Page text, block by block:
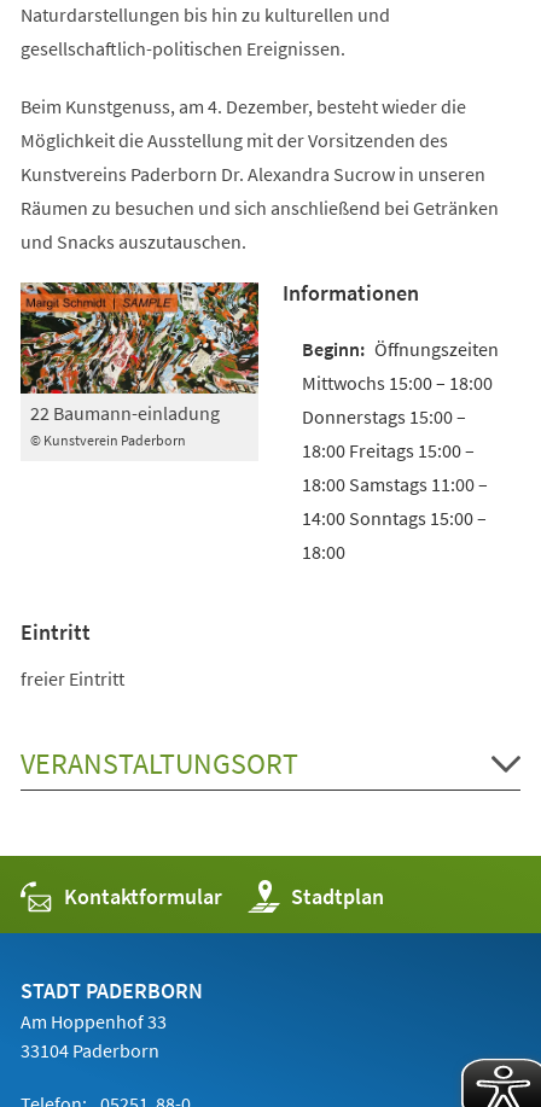
Naturdarstellungen bis hin zu kulturellen und
gesellschaftlich-politischen Ereignissen.
Beim Kunstgenuss, am 4. Dezember, besteht wieder die
Möglichkeit die Ausstellung mit der Vorsitzenden des
Kunstvereins Paderborn Dr. Alexandra Sucrow in unseren
Räumen zu besuchen und sich anschließend bei Getränken
und Snacks auszutauschen.
© Kunstverein Paderborn
22 Baumann-einladung
Informationen
Öffnungszeiten
Mittwochs 15:00 – 18:00
Donnerstags 15:00 –
18:00 Freitags 15:00 –
18:00 Samstags 11:00 –
14:00 Sonntags 15:00 –
18:00
Eintritt
freier Eintritt
VERANSTALTUNGSORT
Kontaktformular Stadtplan
(Öffnet
in
einem
STADT PADERBORN
Am Hoppenhof 33
33104 Paderborn